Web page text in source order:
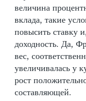
величина
вклада, такие
повысить ставку
доходность. Да,
вес,
увеличивалась у
рост
составляющей.